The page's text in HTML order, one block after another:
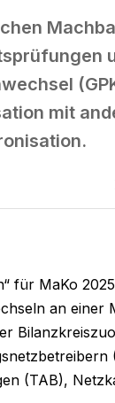
mit
für MaKo
an einer
(TAB),